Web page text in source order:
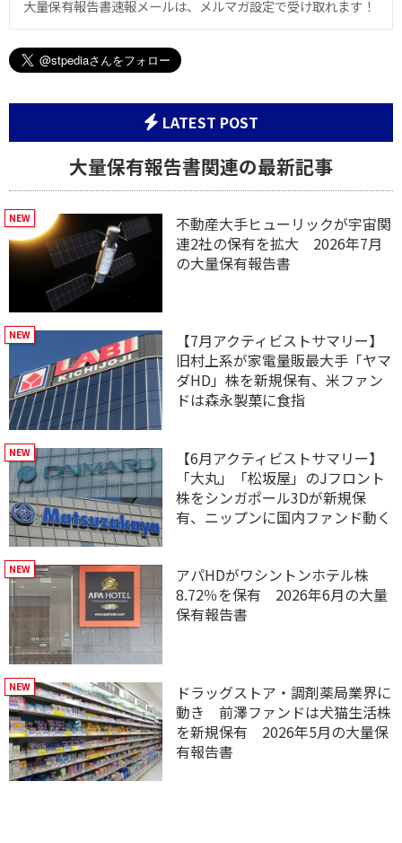
大量保有報告書速報メールは、メルマガ設定で受け取れます！
LATEST POST
大量保有報告書関連の最新記事
不動産大手ヒューリックが宇宙関
連2社の保有を拡大 2026年7月
の大量保有報告書
【7月アクティビストサマリー】
旧村上系が家電量販最大手「ヤマ
ダHD」株を新規保有、米ファン
ドは森永製菓に食指
【6月アクティビストサマリー】
「大丸」「松坂屋」のJフロント
株をシンガポール3Dが新規保
有、ニップンに国内ファンド動く
アパHDがワシントンホテル株
8.72％を保有 2026年6月の大量
保有報告書
ドラッグストア・調剤薬局業界に
動き 前澤ファンドは犬猫生活株
を新規保有 2026年5月の大量保
有報告書